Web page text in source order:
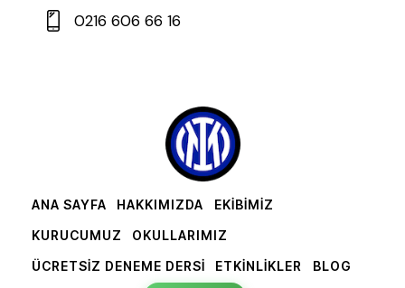
0216 606 66 16
ANA SAYFA HAKKIMIZDA EKİBİMİZ
KURUCUMUZ OKULLARIMIZ
ÜCRETSİZ DENEME DERSİ ETKİNLİKLER BLOG